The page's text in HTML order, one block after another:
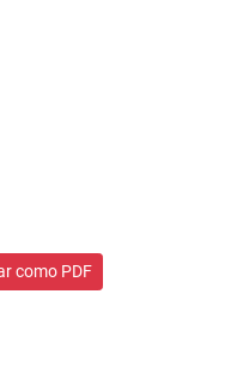
como PDF